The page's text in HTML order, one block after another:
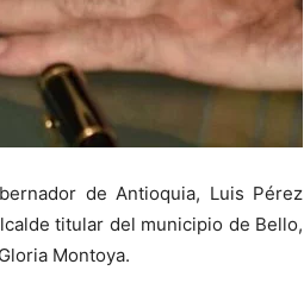
de Antioquia, Luis Pérez
titular del municipio de Bello,
Montoya.